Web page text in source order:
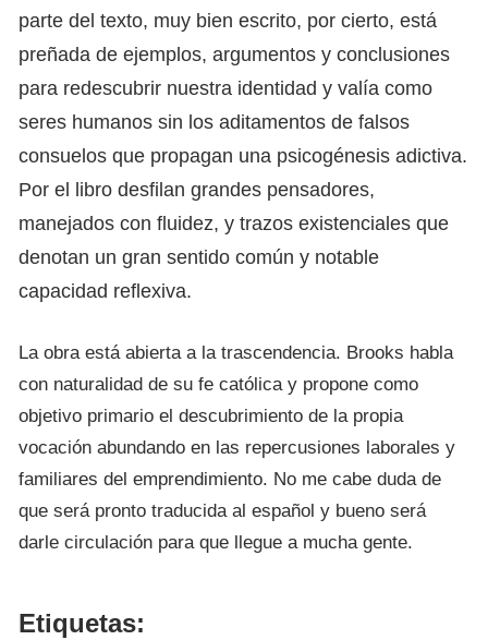
parte del texto, muy bien escrito, por cierto, está
preñada de ejemplos, argumentos y conclusiones
para redescubrir nuestra identidad y valía como
seres humanos sin los aditamentos de falsos
consuelos que propagan una psicogénesis adictiva.
Por el libro desfilan grandes pensadores,
manejados con fluidez, y trazos existenciales que
denotan un gran sentido común y notable
capacidad reflexiva.
La obra está abierta a la trascendencia. Brooks habla
con naturalidad de su fe católica y propone como
objetivo primario el descubrimiento de la propia
vocación abundando en las repercusiones laborales y
familiares del emprendimiento. No me cabe duda de
que será pronto traducida al español y bueno será
darle circulación para que llegue a mucha gente.
Etiquetas: